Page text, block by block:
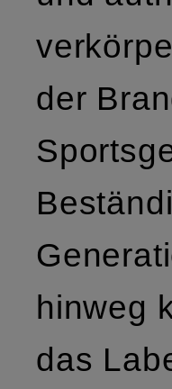
der
hinweg
das